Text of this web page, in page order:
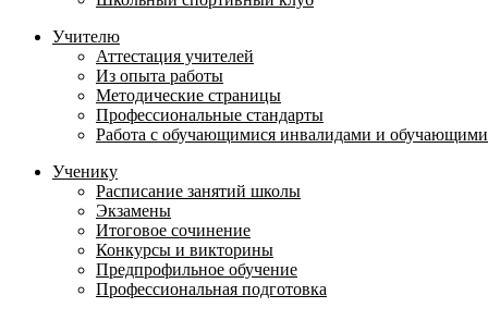
Учителю
Аттестация учителей
Из опыта работы
Методические страницы
Профессиональные стандарты
Работа с обучающимися инвалидами и
Ученику
Расписание занятий школы
Экзамены
Итоговое сочинение
Конкурсы и викторины
Предпрофильное обучение
Профессиональная подготовка